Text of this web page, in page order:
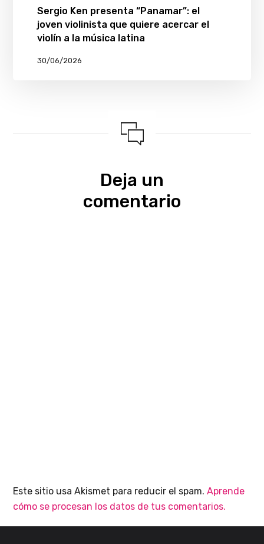
Sergio Ken presenta “Panamar”: el
joven violinista que quiere acercar el
violín a la música latina
30/06/2026
Deja un
comentario
Este sitio usa Akismet para reducir el spam.Aprende
cómo se procesan los datos de tus comentarios.